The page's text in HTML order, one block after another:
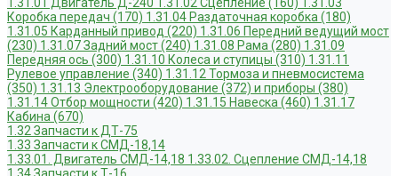
Коробка передач (170) 1.31.04 Раздаточная коробка (180)
1.31.05 Карданный привод (220) 1.31.06 Передний ведущий мост
(230) 1.31.07 Задний мост (240) 1.31.08 Рама (280) 1.31.09
Передняя ось (300) 1.31.10 Колеса и ступицы (310) 1.31.11
Рулевое управление (340) 1.31.12 Тормоза и пневмосистема
(350) 1.31.13 Электрооборудование (372) и приборы (380)
1.31.14 Отбор мощности (420) 1.31.15 Навеска (460) 1.31.17
Кабина (670)
1.32 Запчасти к ДТ-75
1.33 Запчасти к СМД-18,14
1.33.01. Двигатель СМД-14,18 1.33.02. Сцепление СМД-14,18